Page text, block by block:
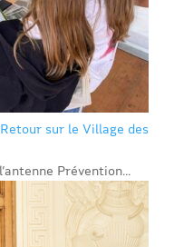
Retour sur le Village des
Prévention...